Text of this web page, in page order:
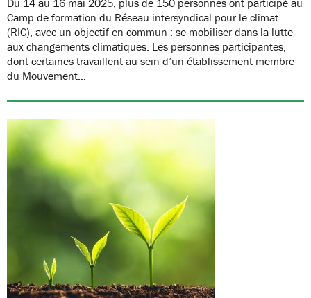
Camp de formation du Réseau intersyndical pour le climat
(RIC), avec un objectif en commun : se mobiliser dans la lutte
aux changements climatiques. Les personnes participantes,
dont certaines travaillent au sein d’un établissement membre
du Mouvement…